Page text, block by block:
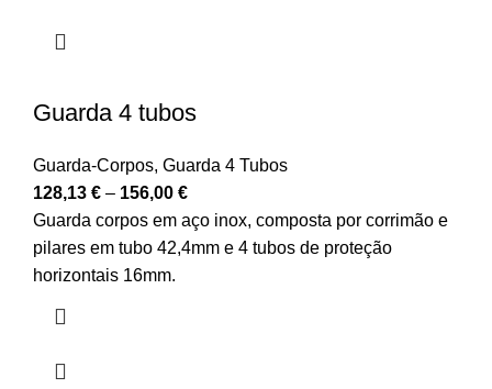
Guarda 4 tubos
Guarda-Corpos, Guarda 4 Tubos
128,13 € – 156,00 €
Guarda corpos em aço inox, composta por corrimão e
pilares em tubo 42,4mm e 4 tubos de proteção
horizontais 16mm.